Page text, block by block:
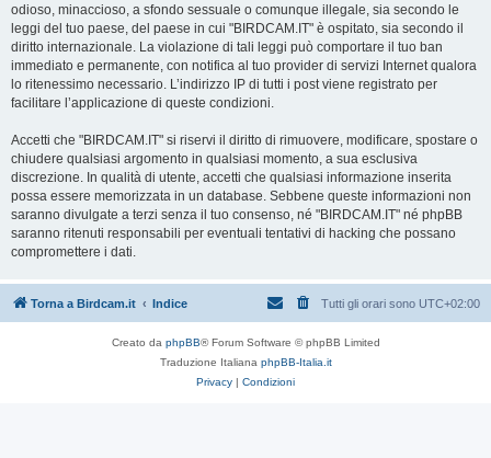
odioso, minaccioso, a sfondo sessuale o comunque illegale, sia secondo le
leggi del tuo paese, del paese in cui "BIRDCAM.IT" è ospitato, sia secondo il
diritto internazionale. La violazione di tali leggi può comportare il tuo ban
immediato e permanente, con notifica al tuo provider di servizi Internet qualora
lo ritenessimo necessario. L’indirizzo IP di tutti i post viene registrato per
facilitare l’applicazione di queste condizioni.
Accetti che "BIRDCAM.IT" si riservi il diritto di rimuovere, modificare, spostare o
chiudere qualsiasi argomento in qualsiasi momento, a sua esclusiva
discrezione. In qualità di utente, accetti che qualsiasi informazione inserita
possa essere memorizzata in un database. Sebbene queste informazioni non
saranno divulgate a terzi senza il tuo consenso, né "BIRDCAM.IT" né phpBB
saranno ritenuti responsabili per eventuali tentativi di hacking che possano
compromettere i dati.
Torna a Birdcam.it Indice Tutti gli orari sono UTC+02:00
Creato da phpBB® Forum Software © phpBB Limited
Traduzione Italiana phpBB-Italia.it
Privacy | Condizioni